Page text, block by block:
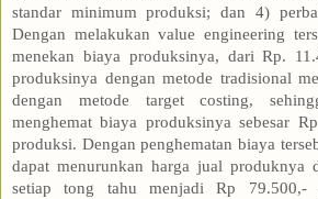
standar minimum produksi; dan 4)
Dengan melakukan value engineering
menekan biaya produksinya, dari Rp.
produksinya dengan metode tradisional
dengan metode target costing,
menghemat biaya produksinya sebesar
produksi. Dengan penghematan biaya
dapat menurunkan harga jual produknya
setiap tong tahu menjadi Rp